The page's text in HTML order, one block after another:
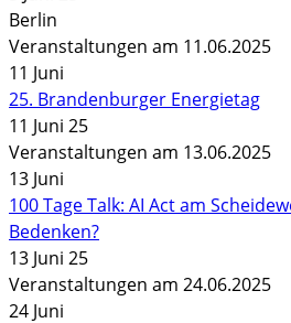
Berlin
Veranstaltungen am 11.06.2025
11 Juni
25. Brandenburger Energietag
11 Juni 25
Veranstaltungen am 13.06.2025
13 Juni
100 Tage Talk: AI Act am
Bedenken?
13 Juni 25
Veranstaltungen am 24.06.2025
24 Juni